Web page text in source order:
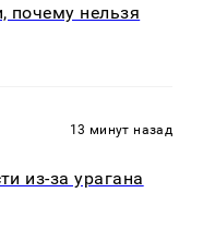
почему нельзя
13 минут назад
из-за урагана